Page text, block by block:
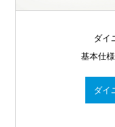
ダイ
基本仕
ダイ